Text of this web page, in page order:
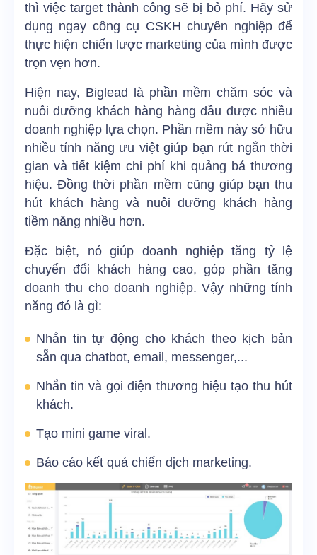
thì việc target thành công sẽ bị bỏ phí. Hãy sử
dụng ngay công cụ CSKH chuyên nghiệp để
thực hiện chiến lược marketing của mình được
trọn vẹn hơn.
Hiện nay, Biglead là phần mềm chăm sóc và
nuôi dưỡng khách hàng hàng đầu được nhiều
doanh nghiệp lựa chọn. Phần mềm này sở hữu
nhiều tính năng ưu việt giúp bạn rút ngắn thời
gian và tiết kiệm chi phí khi quảng bá thương
hiệu. Đồng thời phần mềm cũng giúp bạn thu
hút khách hàng và nuôi dưỡng khách hàng
tiềm năng nhiều hơn.
Đặc biệt, nó giúp doanh nghiệp tăng tỷ lệ
chuyển đổi khách hàng cao, góp phần tăng
doanh thu cho doanh nghiệp. Vậy những tính
năng đó là gì:
Nhắn tin tự động cho khách theo kịch bản
sẵn qua chatbot, email, messenger,...
Nhắn tin và gọi điện thương hiệu tạo thu hút
khách.
Tạo mini game viral.
Báo cáo kết quả chiến dịch marketing.